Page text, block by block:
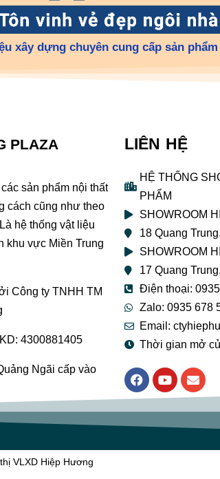
xây dựng chuyên cung cấp sản
PLAZA
sản phẩm nội thất
cách cũng như theo
hệ thống vật liệu
khu vực Miền Trung
Công ty TNHH TM
4300881405
Ngãi cấp vào
LIÊN HỆ
HỆ THỐNG
PHẨM
SHOWROOM
18 Quang
SHOWROOM
17 Quang
Điện thoại:
Zalo: 0935 678
Email:
Thời gian mở
F
a
c
e
b
o
Y
o
u
t
e
E
n
v
e
p
VLXD Hiệp Hương